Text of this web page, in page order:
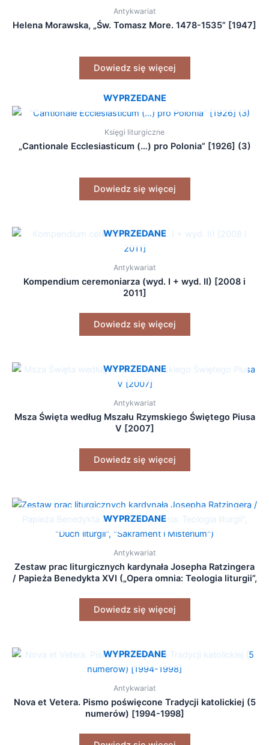
Antykwariat
Helena Morawska, „Św. Tomasz More. 1478-1535” [1947]
Dowiedz się więcej
WYPRZEDANE
Księgi liturgiczne
„Cantionale Ecclesiasticum (…) pro Polonia” [1926] (3)
Dowiedz się więcej
WYPRZEDANE
Antykwariat
Kompendium ceremoniarza (wyd. I + wyd. II) [2008 i
2011]
Dowiedz się więcej
WYPRZEDANE
Antykwariat
Msza Święta według Mszału Rzymskiego Świętego Piusa
V [2007]
Dowiedz się więcej
WYPRZEDANE
Antykwariat
Zestaw prac liturgicznych kardynała Josepha Ratzingera
/ Papieża Benedykta XVI („Opera omnia: Teologia liturgii”,
Dowiedz się więcej
WYPRZEDANE
Antykwariat
Nova et Vetera. Pismo poświęcone Tradycji katolickiej (5
numerów) [1994-1998]